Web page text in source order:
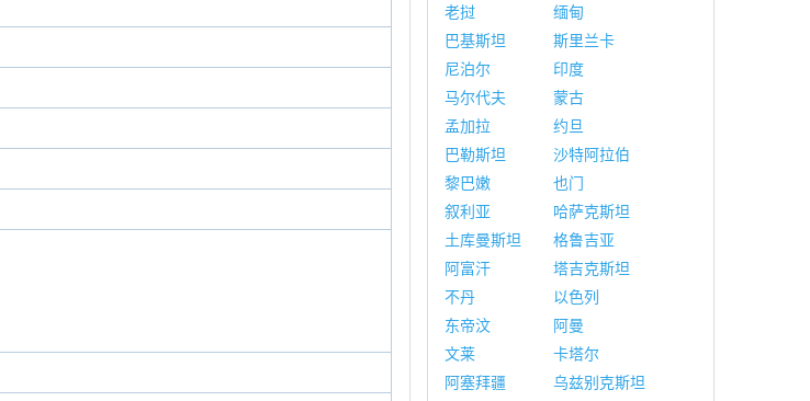
老挝
缅甸
巴基斯坦
斯里兰卡
尼泊尔
印度
马尔代夫
蒙古
孟加拉
约旦
巴勒斯坦
沙特阿拉伯
黎巴嫩
也门
叙利亚
哈萨克斯坦
土库曼斯坦
格鲁吉亚
阿富汗
塔吉克斯坦
不丹
以色列
东帝汶
阿曼
文莱
卡塔尔
阿塞拜疆
乌兹别克斯坦